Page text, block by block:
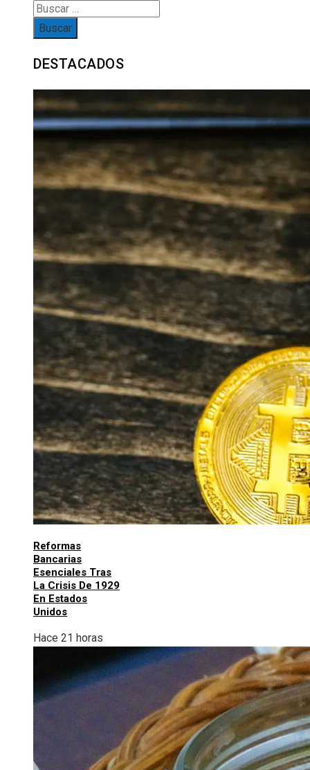
Buscar:
DESTACADOS
Reformas
Bancarias
Esenciales Tras
La Crisis De 1929
En Estados
Unidos
Hace 21 horas